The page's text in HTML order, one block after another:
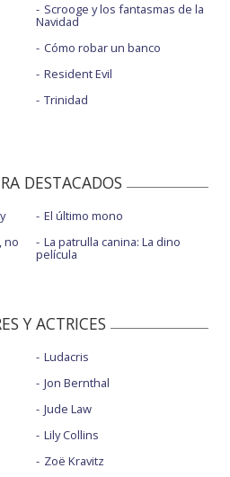
Scrooge y los fantasmas de la
Navidad
Cómo robar un banco
Resident Evil
Trinidad
DESTACADOS
no
El último mono
La patrulla canina: La dino
película
Y ACTRICES
Ludacris
Jon Bernthal
Jude Law
Lily Collins
Zoë Kravitz